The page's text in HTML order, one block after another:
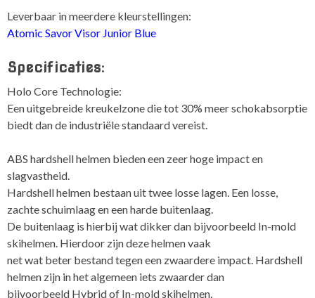
Leverbaar in meerdere kleurstellingen:
Atomic Savor Visor Junior Blue
Specificaties:
Holo Core Technologie:
Een uitgebreide kreukelzone die tot 30% meer schokabsorptie
biedt dan de industriële standaard vereist.
ABS hardshell helmen bieden een zeer hoge impact en
slagvastheid.
Hardshell helmen bestaan uit twee losse lagen. Een losse,
zachte schuimlaag en een harde buitenlaag.
De buitenlaag is hierbij wat dikker dan bijvoorbeeld In-mold
skihelmen. Hierdoor zijn deze helmen vaak
net wat beter bestand tegen een zwaardere impact. Hardshell
helmen zijn in het algemeen iets zwaarder dan
bijvoorbeeld Hybrid of In-mold skihelmen.